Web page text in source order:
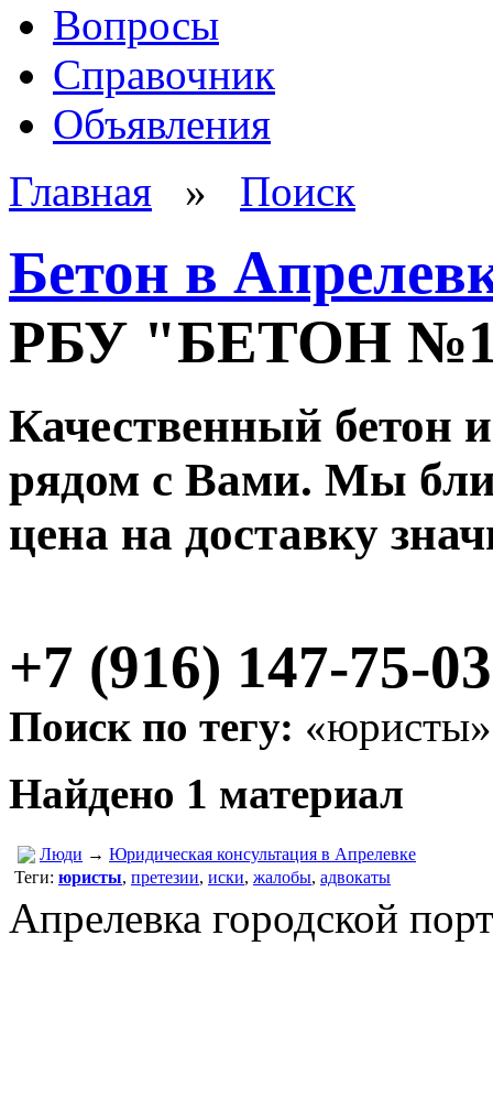
Вопросы
Справочник
Объявления
Главная » Поиск
Бетон в
РБУ "БЕТОН
Качественный бетон
рядом с Вами. Мы
цена на доставку
+7 (916) 147-75-03
Поиск по тегу:
Найдено 1 материал
Люди → Юридическая консультация в Апрелевке
Теги: юристы, претезии, иски, жалобы, адвокаты
Апрелевка городской